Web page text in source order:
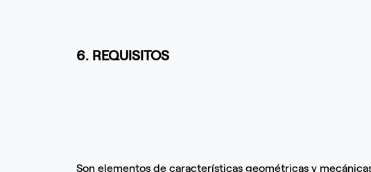
6. REQUISITOS
Son elementos de características geométricas y